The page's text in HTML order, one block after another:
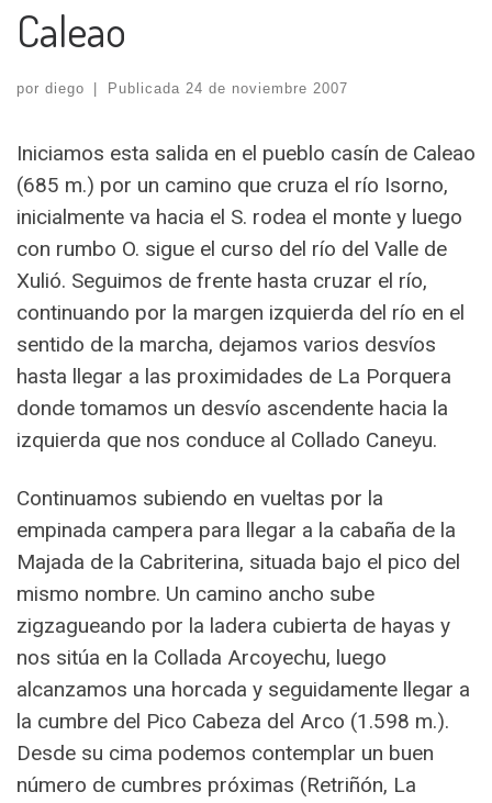
Caleao
por diego Publicada 24 de noviembre 2007
Iniciamos esta salida en el pueblo casín de Caleao
(685 m.) por un camino que cruza el río Isorno,
inicialmente va hacia el S. rodea el monte y luego
con rumbo O. sigue el curso del río del Valle de
Xulió. Seguimos de frente hasta cruzar el río,
continuando por la margen izquierda del río en el
sentido de la marcha, dejamos varios desvíos
hasta llegar a las proximidades de La Porquera
donde tomamos un desvío ascendente hacia la
izquierda que nos conduce al Collado Caneyu.
Continuamos subiendo en vueltas por la
empinada campera para llegar a la cabaña de la
Majada de la Cabriterina, situada bajo el pico del
mismo nombre. Un camino ancho sube
zigzagueando por la ladera cubierta de hayas y
nos sitúa en la Collada Arcoyechu, luego
alcanzamos una horcada y seguidamente llegar a
la cumbre del Pico Cabeza del Arco (1.598 m.).
Desde su cima podemos contemplar un buen
número de cumbres próximas (Retriñón, La